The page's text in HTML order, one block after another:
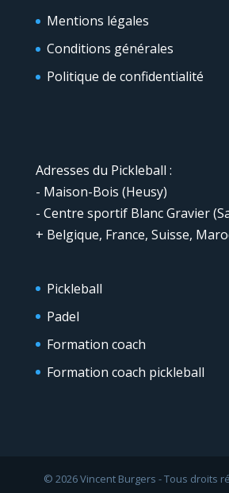
Mentions légales
Conditions générales
Politique de confidentialité
Adresses du Pickleball :
- Maison-Bois (Heusy)
- Centre sportif Blanc Gravier
+ Belgique, France, Suisse,
Pickleball
Padel
Formation coach
Formation coach pickleball
© 2026 Vincent Burgers - Tous droits